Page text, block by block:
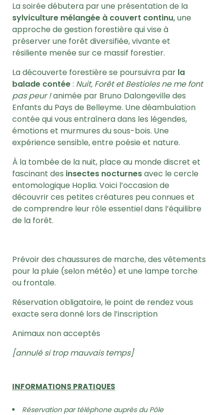
La soirée débutera par une présentation de la
sylviculture mélangée à couvert continu,une
approche de gestion forestière qui vise à
préserver une forêt diversifiée, vivante et
résiliente menée sur ce massif forestier.
La découverte forestière se poursuivra par la
balade contée: Nuit, Forêt et Bestioles ne me font
pas peur !animée par Bruno Dalongeville des
Enfants du Pays de Belleyme. Une déambulation
contée qui vous entraînera dans les légendes,
émotions et murmures du sous-bois. Une
expérience sensible, entre poésie et nature.
À la tombée de la nuit, place au monde discret et
fascinant des insectes nocturnesavec le cercle
entomologique Hoplia. Voici l’occasion de
découvrir ces petites créatures peu connues et
de comprendre leur rôle essentiel dans l’équilibre
de la forêt.
Prévoir des chaussures de marche, des vêtements
pour la pluie (selon météo) et une lampe torche
ou frontale.
Réservation obligatoire, le point de rendez vous
exacte sera donné lors de l’inscription
Animaux non acceptés
[annulé si trop mauvais temps]
INFORMATIONS PRATIQUES
Réservation par téléphone auprès du Pôle